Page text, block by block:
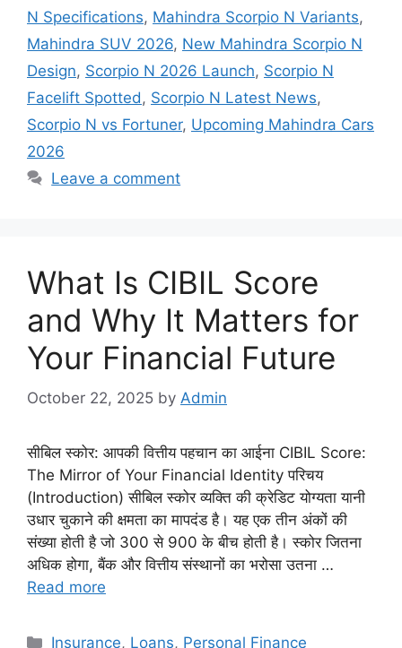
N Specifications, Mahindra Scorpio N Variants,
Mahindra SUV 2026, New Mahindra Scorpio N
Design, Scorpio N 2026 Launch, Scorpio N
Facelift Spotted, Scorpio N Latest News,
Scorpio N vs Fortuner, Upcoming Mahindra Cars
2026
Leave a comment
What Is CIBIL Score
and Why It Matters for
Your Financial Future
October 22, 2025 by Admin
सीबिल स्कोर: आपकी वित्तीय पहचान का आईना CIBIL Score:
The Mirror of Your Financial Identity परिचय
(Introduction) सीबिल स्कोर व्यक्ति की क्रेडिट योग्यता यानी
उधार चुकाने की क्षमता का मापदंड है। यह एक तीन अंकों की
संख्या होती है जो 300 से 900 के बीच होती है। स्कोर जितना
अधिक होगा, बैंक और वित्तीय संस्थानों का भरोसा उतना …
Read more
Categories
Insurance, Loans, Personal Finance